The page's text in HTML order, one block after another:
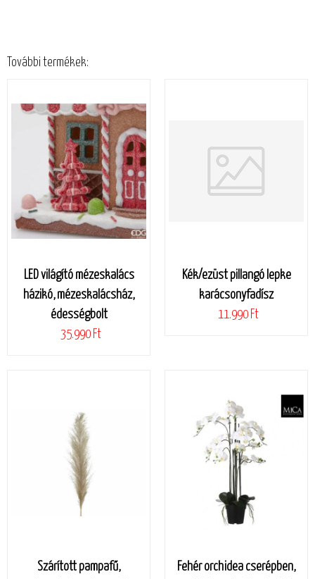
További termékek:
LED világító mézeskalács
házikó, mézeskalácsház,
édességbolt
35.990 Ft
Kék/ezüst pillangó lepke
karácsonyfadísz
11.990 Ft
Szárított pampafű,
Fehér orchidea cserépben,